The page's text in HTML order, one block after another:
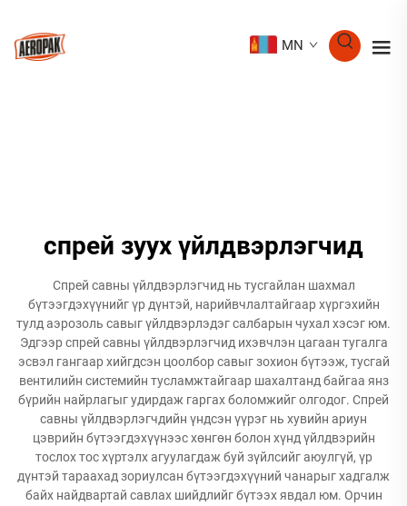
MN
спрей зуух үйлдвэрлэгчид
Спрей савны үйлдвэрлэгчид нь тусгайлан шахмал
бүтээгдэхүүнийг үр дүнтэй, нарийвчлалтайгаар хүргэхийн
тулд аэрозоль савыг үйлдвэрлэдэг салбарын чухал хэсэг юм.
Эдгээр спрей савны үйлдвэрлэгчид ихэвчлэн цагаан тугалга
эсвэл гангаар хийгдсэн цоолбор савыг зохион бүтээж, тусгай
вентилийн системийн тусламжтайгаар шахалтанд байгаа янз
бүрийн найрлагыг удирдаж гаргах боломжийг олгодог. Спрей
савны үйлдвэрлэгчдийн үндсэн үүрэг нь хувийн ариун
цэврийн бүтээгдэхүүнээс хөнгөн болон хүнд үйлдвэрийн
тослох тос хүртэлх агуулагдаж буй зүйлсийг аюулгүй, үр
дүнтэй тараахад зориулсан бүтээгдэхүүний чанарыг хадгалж
байх найдвартай савлах шийдлийг бүтээх явдал юм. Орчин